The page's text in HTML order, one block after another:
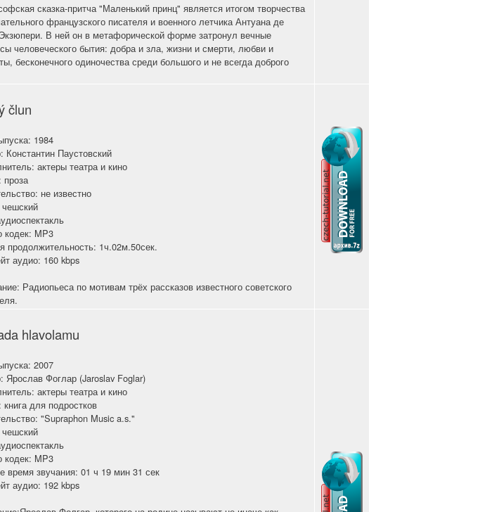
сказка-притча "Маленький принц" является итогом творчества
французского писателя и военного летчика Антуана де
В ней он в метафорической форме затронул вечные
человеческого бытия: добра и зла, жизни и смерти, любви и
бесконечного одиночества среди большого и не всегда доброго
člun
1984
Константин Паустовский
актеры театра и кино
не известно
кодек: MP3
продолжительность: 1ч.02м.50сек.
аудио: 160 kbps
Радиопьеса по мотивам трёх рассказов известного советского
hlavolamu
2007
Ярослав Фоглар (Jaroslav Foglar)
актеры театра и кино
для подростков
"Supraphon Music a.s."
кодек: MP3
время звучания: 01 ч 19 мин 31 сек
аудио: 192 kbps